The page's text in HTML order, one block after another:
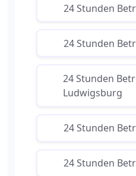
24 Stunden
24 Stunden
24 Stunden
Ludwigsburg
24 Stunden
24 Stunden